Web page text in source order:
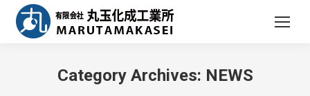
Category Archives: NEWS